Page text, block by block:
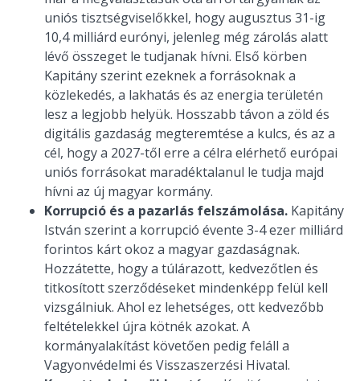
uniós tisztségviselőkkel, hogy augusztus 31-ig
10,4 milliárd eurónyi, jelenleg még zárolás alatt
lévő összeget le tudjanak hívni. Első körben
Kapitány szerint ezeknek a forrásoknak a
közlekedés, a lakhatás és az energia területén
lesz a legjobb helyük. Hosszabb távon a zöld és
digitális gazdaság megteremtése a kulcs, és az a
cél, hogy a 2027-től erre a célra elérhető európai
uniós forrásokat maradéktalanul le tudja majd
hívni az új magyar kormány.
Korrupció és a pazarlás felszámolása. Kapitány
István szerint a korrupció évente 3-4 ezer milliárd
forintos kárt okoz a magyar gazdaságnak.
Hozzátette, hogy a túlárazott, kedvezőtlen és
titkosított szerződéseket mindenképp felül kell
vizsgálniuk. Ahol ez lehetséges, ott kedvezőbb
feltételekkel újra kötnék azokat. A
kormányalakítást követően pedig feláll a
Vagyonvédelmi és Visszaszerzési Hivatal.